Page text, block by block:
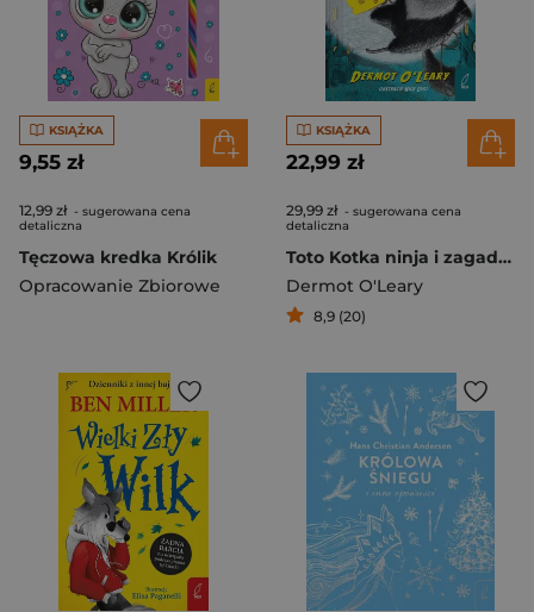
KSIĄŻKA
9,55 zł
12,99 zł - sugerowana cena
detaliczna
Tęczowa kredka Królik
Opracowanie Zbiorowe
KSIĄŻKA
22,99 zł
29,99 zł - sugerowana cena
detaliczna
Toto Kotka ninja i zagadka skradzionego sera
Dermot O'Leary
8,9 (20)